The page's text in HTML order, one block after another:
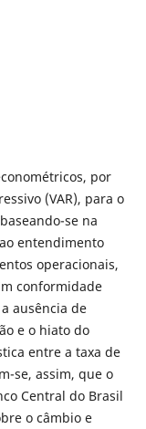
por
(VAR), para o
se na
entendimento
operacionais,
conformidade
ausência de
e o hiato do
entre a taxa de
se, assim, que o
Central do Brasil
o câmbio e